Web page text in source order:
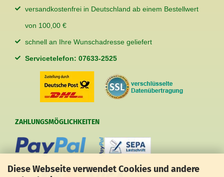
Diese Webseite verwendet Cookies und andere
versandkostenfrei in Deutschland ab einem Bestellwert
von 100,00 €
schnell an Ihre Wunschadresse geliefert
Servicetelefon: 07633-2525
ZAHLUNGSMÖGLICHKEITEN